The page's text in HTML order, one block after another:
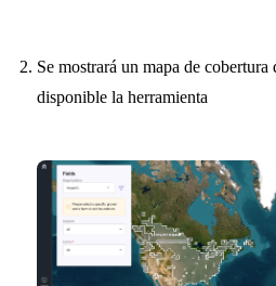
Se mostrará un mapa de cobertura
disponible la herramienta